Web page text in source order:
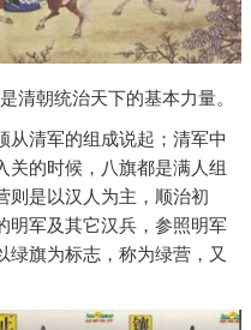
清朝统治天下的基本力量。
从清军的组成说起；清军中
关的时候，八旗都是满人组
则是以汉人为主，顺治初
明军及其它汉兵，参照明军
绿旗为标志，称为绿营，又